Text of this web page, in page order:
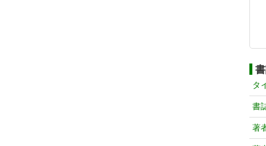
タ
書
著